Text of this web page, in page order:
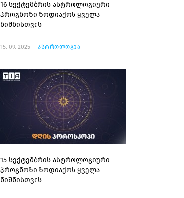
16 სექტემბრის ასტროლოგიური
პროგნოზი ზოდიაქოს ყველა
ნიშნისთვის
15. 09. 2025 ასტროლოგია
15 სექტემბრის ასტროლოგიური
პროგნოზი ზოდიაქოს ყველა
ნიშნისთვის